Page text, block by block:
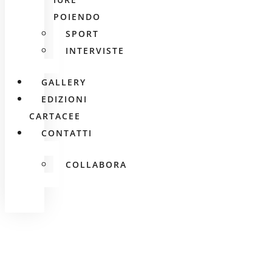
POIENDO
SPORT
INTERVISTE
GALLERY
EDIZIONI
CARTACEE
CONTATTI
COLLABORA